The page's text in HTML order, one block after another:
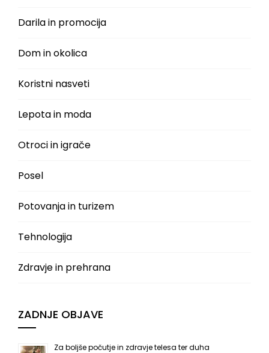
Darila in promocija
Dom in okolica
Koristni nasveti
Lepota in moda
Otroci in igrače
Posel
Potovanja in turizem
Tehnologija
Zdravje in prehrana
ZADNJE OBJAVE
Za boljše počutje in zdravje telesa ter duha